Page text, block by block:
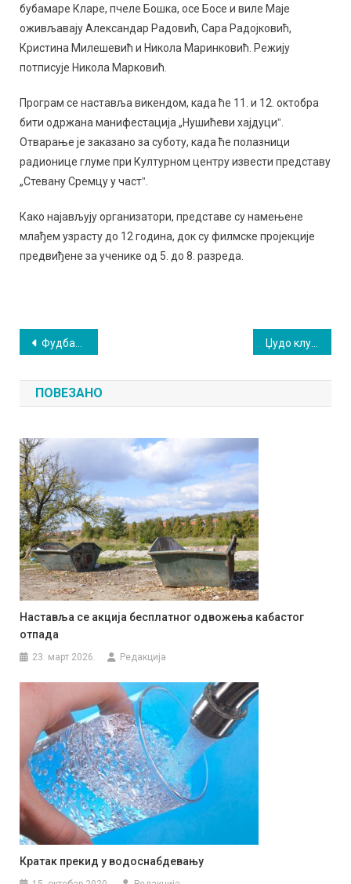
бубамаре Кларе, пчеле Бошка, осе Босе и виле Маје
оживљавају Александaр Радовић, Сара Радојковић,
Кристина Милешевић и Никола Маринковић. Режију
потписује Никола Марковић.
Програм се наставља викендом, када ће 11. и 12. октобра
бити одржана манифестација „Нушићеви хајдуциˮ.
Отварање је заказано за суботу, када ће полазници
радионице глуме при Културном центру извести представу
„Стевану Сремцу у частˮ.
Како најављују организатори, представе су намењене
млађем узрасту до 12 година, док су филмске пројекције
предвиђене за ученике од 5. до 8. разреда.
Кретање
чланка
Фудбалски викенд у Сокобањи: Хајдук и Озрен пред својим навијачима
ПОВЕЗАНО
Наставља се акција бесплатног одвожења кабастог
отпада
23. март 2026. Редакција
Кратак прекид у водоснабдевању